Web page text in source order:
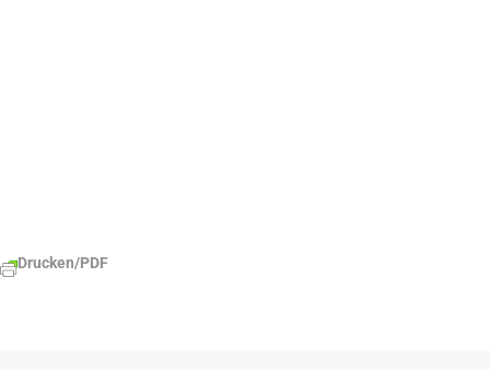
Drucken/PDF